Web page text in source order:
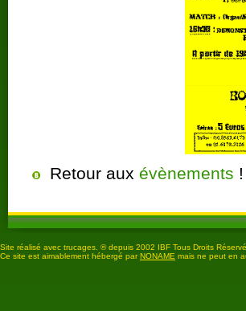
Retour aux évènements !
Site réalisé avec trucages. ® depuis 2002 IBF Tous Droits
Ce site est aimablement hébergé parNONAME mais ne peut en